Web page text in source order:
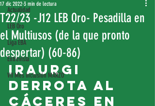
Actualidad
LEB Oro
Liga EBA
Entrevista
VII Mes Inclusión MARZO
T22/23 -J12 LEB Oro- Pesadilla en
el Multiusos (de la que pronto
despertar) (60-86)
17 dic 2022 3 min de lectura
Iraurgi
derrota al
Cáceres en